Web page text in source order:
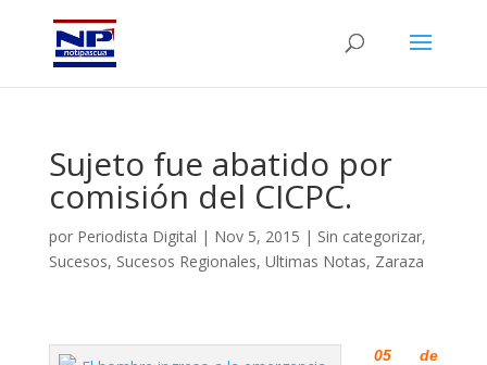
Sujeto fue abatido por
comisión del CICPC.
por Periodista Digital | Nov 5, 2015 | Sin categorizar,
Sucesos, Sucesos Regionales, Ultimas Notas, Zaraza
05 de